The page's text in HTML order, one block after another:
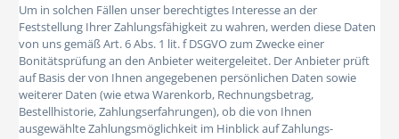
Um in solchen Fällen unser berechtigtes Interesse an der
Feststellung Ihrer Zahlungsfähigkeit zu wahren, werden diese Daten
von uns gemäß Art. 6 Abs. 1 lit. f DSGVO zum Zwecke einer
Bonitätsprüfung an den Anbieter weitergeleitet. Der Anbieter prüft
auf Basis der von Ihnen angegebenen persönlichen Daten sowie
weiterer Daten (wie etwa Warenkorb, Rechnungsbetrag,
Bestellhistorie, Zahlungserfahrungen), ob die von Ihnen
ausgewählte Zahlungsmöglichkeit im Hinblick auf Zahlungs-